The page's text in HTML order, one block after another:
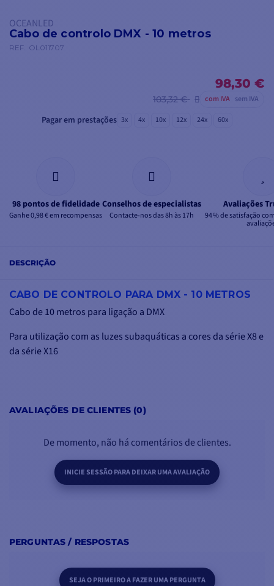
OCEANLED
Cabo de controlo DMX - 10 metros
REF. OL011707
98,30 €
103,32 € com IVA sem IVA
Pagar em prestações 3x 4x 10x 12x 24x 60x
98 pontos de fidelidade
Ganhe 0,98 € em recompensas
Conselhos de especialistas
Contacte-nos das 8h às 17h
Avaliações
94 % de satisfação
DESCRIÇÃO
CABO DE CONTROLO PARA DMX - 10 METROS
Cabo de 10 metros para ligação a DMX
Para utilização com as luzes subaquáticas a cores da série X8 e
da série X16
AVALIAÇÕES DE CLIENTES (0)
De momento, não há comentários de clientes.
INICIE SESSÃO PARA DEIXAR UMA AVALIAÇÃO
PERGUNTAS / RESPOSTAS
SEJA O PRIMEIRO A FAZER UMA PERGUNTA